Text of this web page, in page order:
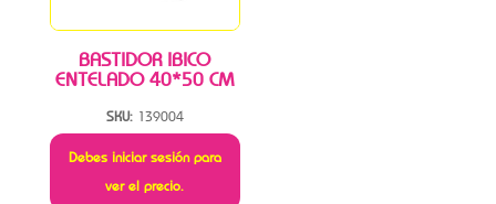
BASTIDOR IBICO
ENTELADO 40*50 CM
SKU: 139004
Debes iniciar sesión para
ver el precio.